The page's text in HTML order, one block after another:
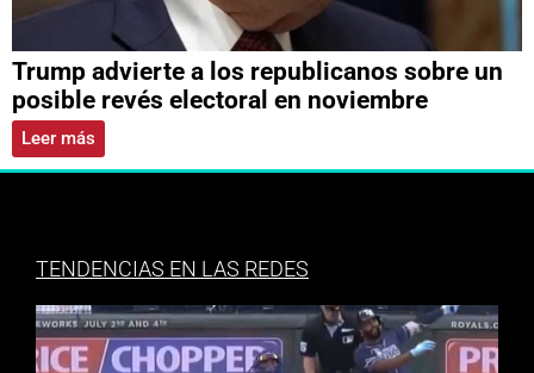
Trump advierte a los republicanos sobre un
posible revés electoral en noviembre
Leer más
TENDENCIAS EN LAS REDES